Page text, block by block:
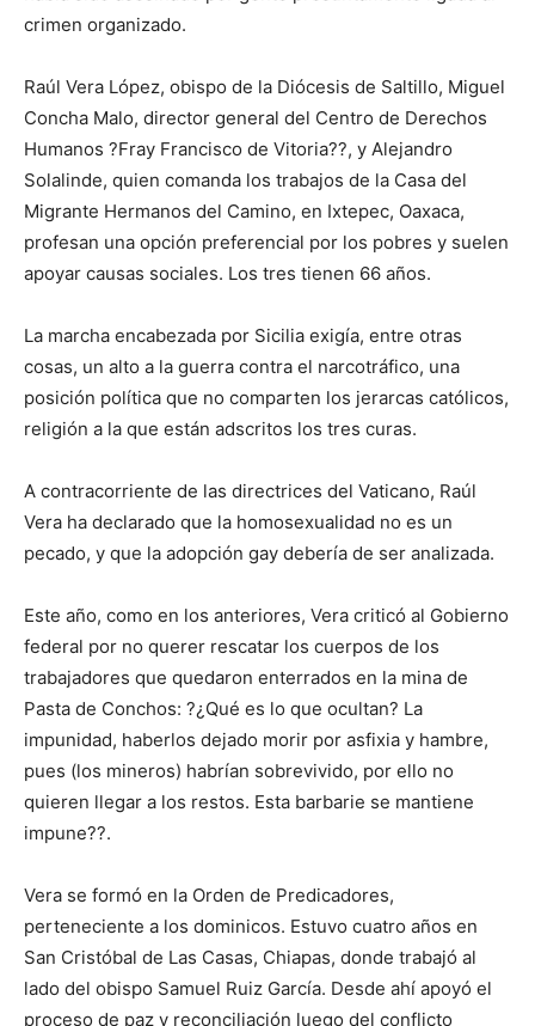
crimen organizado.
Raúl Vera López, obispo de la Diócesis de Saltillo, Miguel
Concha Malo, director general del Centro de Derechos
Humanos ?Fray Francisco de Vitoria??, y Alejandro
Solalinde, quien comanda los trabajos de la Casa del
Migrante Hermanos del Camino, en Ixtepec, Oaxaca,
profesan una opción preferencial por los pobres y suelen
apoyar causas sociales. Los tres tienen 66 años.
La marcha encabezada por Sicilia exigía, entre otras
cosas, un alto a la guerra contra el narcotráfico, una
posición política que no comparten los jerarcas católicos,
religión a la que están adscritos los tres curas.
A contracorriente de las directrices del Vaticano, Raúl
Vera ha declarado que la homosexualidad no es un
pecado, y que la adopción gay debería de ser analizada.
Este año, como en los anteriores, Vera criticó al Gobierno
federal por no querer rescatar los cuerpos de los
trabajadores que quedaron enterrados en la mina de
Pasta de Conchos: ?¿Qué es lo que ocultan? La
impunidad, haberlos dejado morir por asfixia y hambre,
pues (los mineros) habrían sobrevivido, por ello no
quieren llegar a los restos. Esta barbarie se mantiene
impune??.
Vera se formó en la Orden de Predicadores,
perteneciente a los dominicos. Estuvo cuatro años en
San Cristóbal de Las Casas, Chiapas, donde trabajó al
lado del obispo Samuel Ruiz García. Desde ahí apoyó el
proceso de paz y reconciliación luego del conflicto